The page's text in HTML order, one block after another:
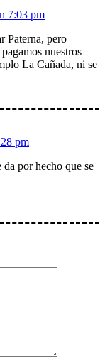
7:03 pm
Paterna, pero
nuestros
La Cañada, ni se
pm
da por hecho que se